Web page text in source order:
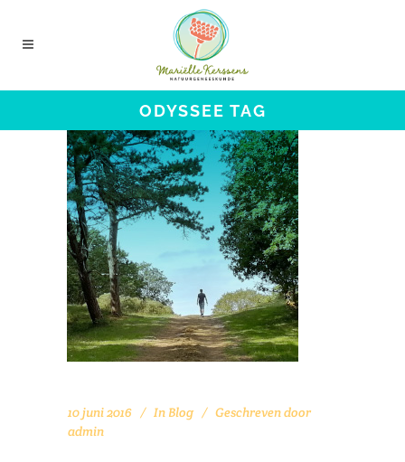
ODYSSEE TAG
10 juni 2016 In Blog
Geschreven door
admin